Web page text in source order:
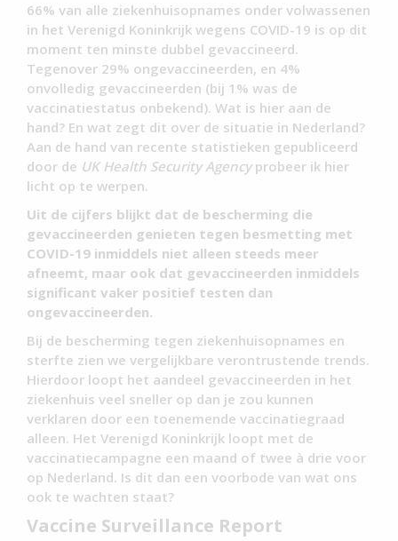
66% van alle ziekenhuisopnames onder volwassenen
in het Verenigd Koninkrijk wegens COVID-19 is op dit
moment ten minste dubbel gevaccineerd.
Tegenover 29% ongevaccineerden, en 4%
onvolledig gevaccineerden (bij 1% was de
vaccinatiestatus onbekend). Wat is hier aan de
hand? En wat zegt dit over de situatie in Nederland?
Aan de hand van recente statistieken gepubliceerd
door de UK Health Security Agencyprobeer ik hier
licht op te werpen.
Uit de cijfers blijkt dat de bescherming die
gevaccineerden genieten tegen besmetting met
COVID-19 inmiddels niet alleen steeds meer
afneemt, maar ook dat gevaccineerden inmiddels
significant vaker positief testen dan
ongevaccineerden.
Bij de bescherming tegen ziekenhuisopnames en
sterfte zien we vergelijkbare verontrustende trends.
Hierdoor loopt het aandeel gevaccineerden in het
ziekenhuis veel sneller op dan je zou kunnen
verklaren door een toenemende vaccinatiegraad
alleen. Het Verenigd Koninkrijk loopt met de
vaccinatiecampagne een maand of twee à drie voor
op Nederland. Is dit dan een voorbode van wat ons
ook te wachten staat?
Vaccine Surveillance Report